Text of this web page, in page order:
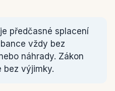
předčasné splacení
vždy bez
náhrady. Zákon
bez výjimky.